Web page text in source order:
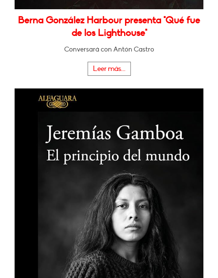
Berna González Harbour presenta "Qué fue
de los Lighthouse"
Conversará con Antón Castro
Leer más...